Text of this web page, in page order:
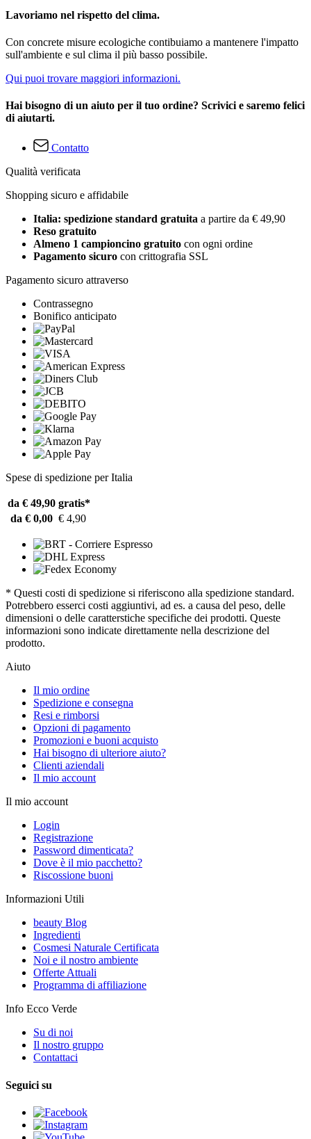
Lavoriamo nel rispetto del clima.
Con concrete misure ecologiche contibuiamo a mantenere l'impatto
sull'ambiente e sul clima il più basso possibile.
Qui puoi trovare maggiori informazioni.
Hai bisogno di un aiuto per il tuo ordine? Scrivici e saremo felici
di aiutarti.
Contatto
Qualità verificata
Shopping sicuro e affidabile
Italia: spedizione standard gratuita a partire da € 49,90
Reso gratuito
Almeno 1 campioncino gratuito con ogni ordine
Pagamento sicuro con crittografia SSL
Pagamento sicuro attraverso
Contrassegno
Bonifico anticipato
Spese di spedizione per Italia
da € 49,90 gratis*
da € 0,00 € 4,90
* Questi costi di spedizione si riferiscono alla spedizione standard.
Potrebbero esserci costi aggiuntivi, ad es. a causa del peso, delle
dimensioni o delle caratterstiche specifiche dei prodotti. Queste
informazioni sono indicate direttamente nella descrizione del
prodotto.
Aiuto
Il mio ordine
Spedizione e consegna
Resi e rimborsi
Opzioni di pagamento
Promozioni e buoni acquisto
Hai bisogno di ulteriore aiuto?
Clienti aziendali
Il mio account
Il mio account
Login
Registrazione
Password dimenticata?
Dove è il mio pacchetto?
Riscossione buoni
Informazioni Utili
beauty Blog
Ingredienti
Cosmesi Naturale Certificata
Noi e il nostro ambiente
Offerte Attuali
Programma di affiliazione
Info Ecco Verde
Su di noi
Il nostro gruppo
Contattaci
Seguici su